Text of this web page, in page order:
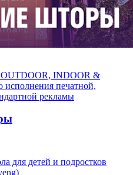
INDOOR &
печатной,
рекламы
для детей и подростков